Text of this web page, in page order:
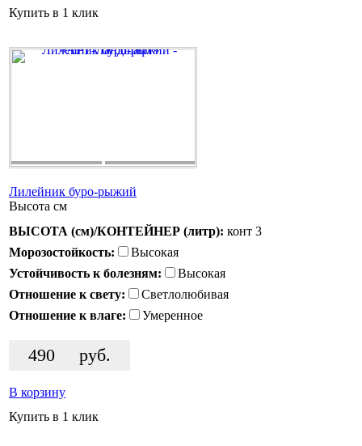
Купить в 1 клик
Лилейник буро-рыжий
Высота см
ВЫСОТА (см)/КОНТЕЙНЕР (литр): конт 3
Морозостойкость:
Высокая
Устойчивость к болезням:
Высокая
Отношение к свету:
Светлолюбивая
Отношение к влаге:
Умеренное
490 руб.
В корзину
Купить в 1 клик